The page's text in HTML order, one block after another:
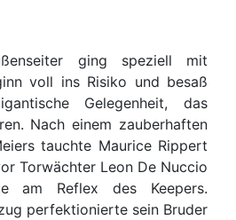
ging speziell mit
voll ins Risiko und besaß
Gelegenheit, das
Nach einem zauberhaften
tauchte Maurice Rippert
Torwächter Leon De Nuccio
am Reflex des Keepers.
perfektionierte sein Bruder